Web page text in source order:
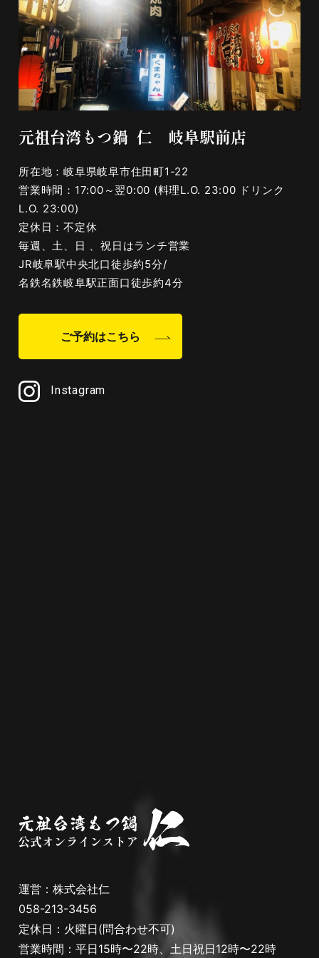
元祖台湾もつ鍋 仁 岐阜駅前店
所在地：岐阜県岐阜市住田町1-22
営業時間：17:00～翌0:00 (料理L.O. 23:00 ドリンク
L.O. 23:00)
定休日：不定休
毎週、土、日 、祝日はランチ営業
JR岐阜駅中央北口徒歩約5分/
名鉄名鉄岐阜駅正面口徒歩約4分
ご予約はこちら
Instagram
運営： 株式会社仁
058-213-3456
定休日：火曜日(問合わせ不可)
営業時間：平日15時〜22時、土日祝日12時〜22時